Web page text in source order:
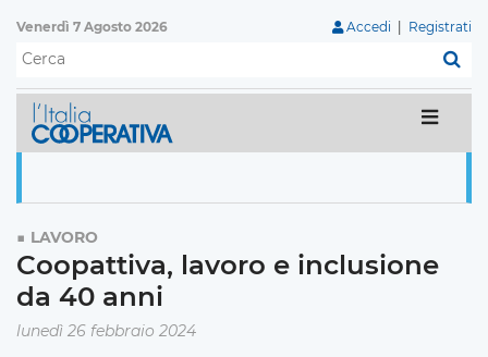
Venerdì 7 Agosto 2026 Accedi Registrati
LAVORO
Coopattiva, lavoro e inclusione
da 40 anni
lunedì 26 febbraio 2024